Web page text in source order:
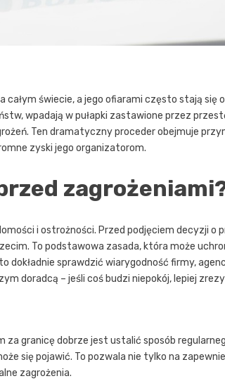
całym świecie, a jego ofiarami często stają się
wpadają w pułapki zastawione przez
Ten dramatyczny proceder obejmuje
zyski jego organizatorom.
i ostrożności. Przed podjęciem decyzji o
To podstawowa zasada, która może
sprawdzić wiarygodność firmy,
doradcą – jeśli coś budzi niepokój, lepiej
za granicę dobrze jest ustalić sposób
się pojawić. To pozwala nie tylko na
zagrożenia.